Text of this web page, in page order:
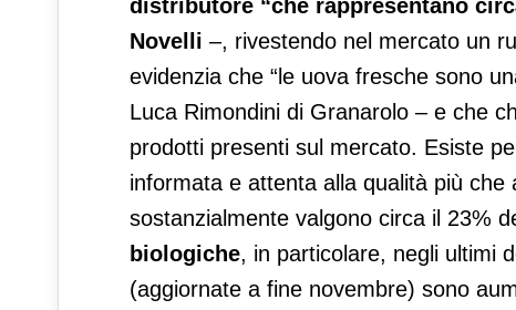
distributore “che rappresentano
Novelli –, rivestendo nel mercato un
evidenzia che “le uova fresche sono
Luca Rimondini di Granarolo – e che
prodotti presenti sul mercato. Esiste
informata e attenta alla qualità più
sostanzialmente valgono circa il 23%
biologiche, in particolare, negli ultimi
(aggiornate a fine novembre) sono